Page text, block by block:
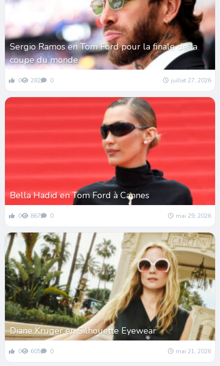
Sergio Ramos en Tom Ford pour la finale de la
coupe du monde
0 282 0 juillet 27, 2026
Bella Hadid en Tom Ford à Cannes
0 867 0 mai 29, 2026
Diane Kruger en Silhouette Eyewear
0 605 0 mai 21, 2026